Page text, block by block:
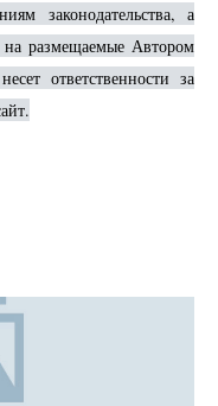
законодательства, а
размещаемые Автором
ответственности за